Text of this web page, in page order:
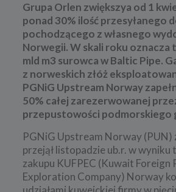
Grupa Orlen zwiększya od 1
ponad 30% ilość przesyłanego
pochodzącego z własnego
Norwegii. W skali roku oznacza
mld m3 surowca w Baltic Pipe.
z norweskich złóż
PGNiG Upstream Norway
50% całej zarezerwowanej
przepustowości podmorskiego
PGNiG Upstream Norway (PUN)
przejął listopadzie ub.r. w wyniku
zakupu KUFPEC (Kuwait Foreign
Exploration Company) Norway